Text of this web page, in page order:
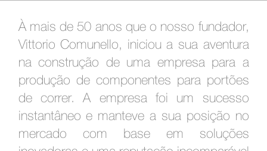
À mais de 50 anos que o nosso fundador,
Vittorio Comunello, iniciou a sua aventura
na construção de uma empresa para a
produção de componentes para portões
de correr. A empresa foi um sucesso
instantâneo e manteve a sua posição no
mercado com base em soluções